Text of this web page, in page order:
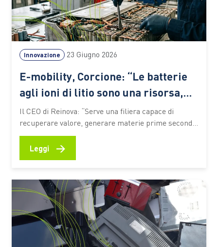
Innovazione 23 Giugno 2026
E-mobility, Corcione: “Le batterie
agli ioni di litio sono una risorsa,
non un rifiuto”
Il CEO di Reinova: “Serve una filiera capace di
recuperare valore, generare materie prime seconde
e preparare il Paese alle sfide della transizione
energetica. Le competenze saranno il fattore
automotive e pone nuove sfide lungo l’intero ciclo di
vita dei veicoli.…
Leggi →